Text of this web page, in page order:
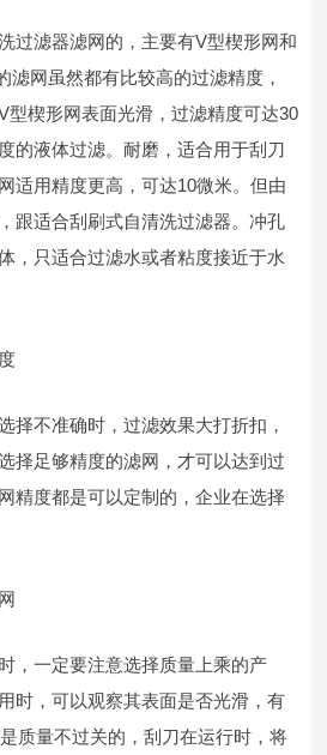
过滤器滤网的，主要有V型楔形网和
滤网虽然都有比较高的过滤精度，
型楔形网表面光滑，过滤精度可达30
的液体过滤。耐磨，适合用于刮刀
适用精度更高，可达10微米。但由
跟适合刮刷式自清洗过滤器。冲孔
，只适合过滤水或者粘度接近于水
择不准确时，过滤效果大打折扣，
择足够精度的滤网，才可以达到过
精度都是可以定制的，企业在选择
，一定要注意选择质量上乘的产
时，可以观察其表面是否光滑，有
质量不过关的，刮刀在运行时，将